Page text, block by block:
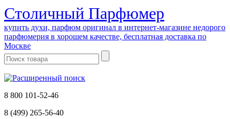
Cтоличный Парфюмер
купить духи, парфюм оригинал в интернет-магазине недорого
парфюмерия в хорошем качестве, бесплатная доставка по
Москве
8 800 101-52-46
8 (499) 265-56-40